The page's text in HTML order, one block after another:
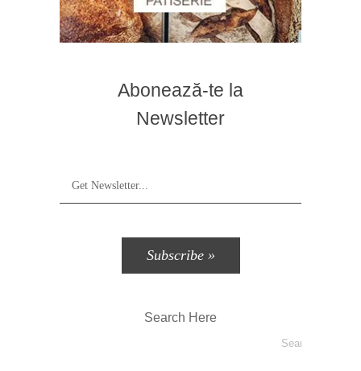
Abonează-te la
Newsletter
Search Here